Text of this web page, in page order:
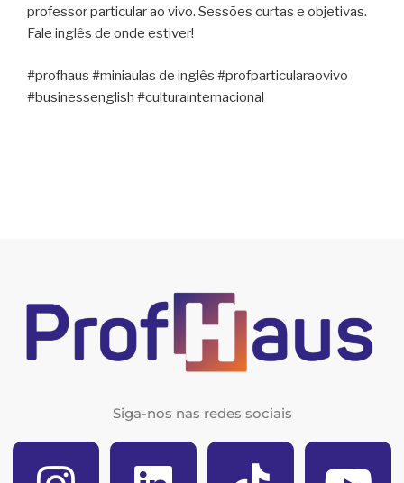
professor particular ao vivo. Sessões curtas e objetivas.
Fale inglês de onde estiver!
#profhaus #miniaulas de inglês #profparticularaovivo
#businessenglish #culturainternacional
Siga-nos nas redes sociais